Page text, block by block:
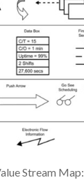
Stream Map: